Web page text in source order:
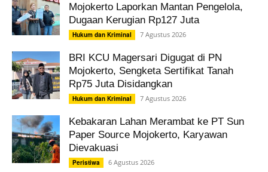
Mojokerto Laporkan Mantan Pengelola,
Dugaan Kerugian Rp127 Juta
Hukum dan Kriminal 7 Agustus 2026
BRI KCU Magersari Digugat di PN
Mojokerto, Sengketa Sertifikat Tanah
Rp75 Juta Disidangkan
Hukum dan Kriminal 7 Agustus 2026
Kebakaran Lahan Merambat ke PT Sun
Paper Source Mojokerto, Karyawan
Dievakuasi
Peristiwa 6 Agustus 2026